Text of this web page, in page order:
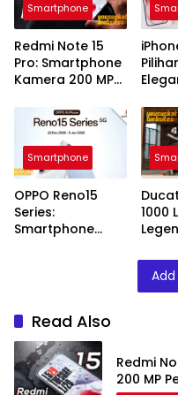
Smartphone
Redmi Note 15
Pro: Smartphone
Kamera 200 MP
Smartphone
OPPO Reno15
Series:
Smartphone
1000
Read Also
Redmi
200 MP